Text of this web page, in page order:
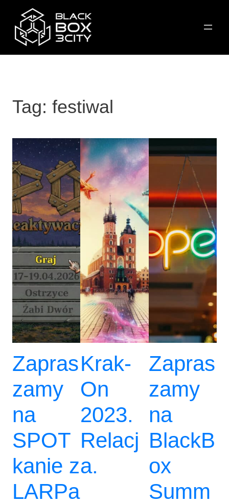
Tag: festiwal
Zapras
zamy
na
SPOT
kanie z
LARPa
Krak-
On
2023.
Relacj
a.
Zapras
zamy
na
BlackB
ox
Summ